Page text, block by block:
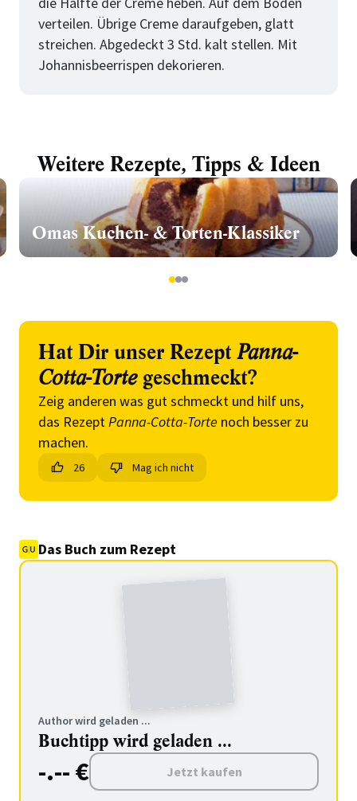
verteilen. Übrige Creme daraufgeben, glatt
streichen. Abgedeckt 3 Std. kalt stellen. Mit
Johannisbeerrispen dekorieren.
Weitere Rezepte, Tipps & Ideen
Omas Kuchen- & Torten-Klassiker
123
Hat Dir unser Rezept Panna-
Cotta-Tortegeschmeckt?
Zeig anderen was gut schmeckt und hilf uns,
das RezeptPanna-Cotta-Torte noch besser zu
machen.
26 Mag ich nicht
Das Buch zum Rezept
Author wird geladen ...
Buchtipp wird geladen ...
-.-- € Jetzt kaufen